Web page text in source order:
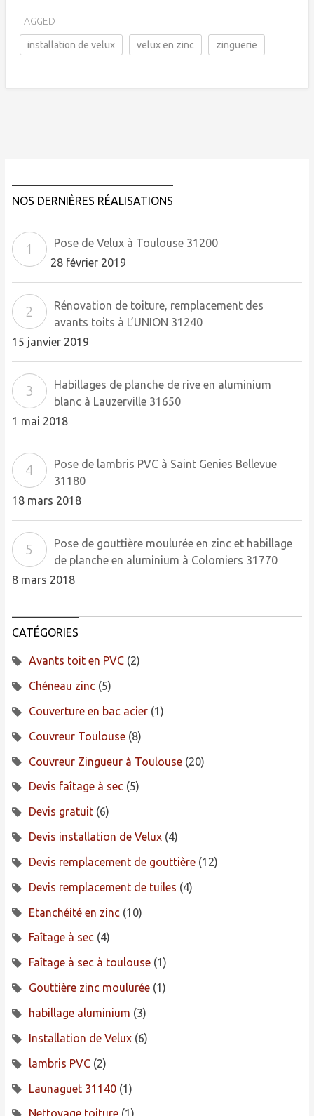
TAGGED
installation de velux velux en zinc zinguerie
NOS DERNIÈRES RÉALISATIONS
Pose de Velux à Toulouse 31200
28 février 2019
Rénovation de toiture, remplacement des
avants toits à L’UNION 31240
15 janvier 2019
Habillages de planche de rive en aluminium
blanc à Lauzerville 31650
1 mai 2018
Pose de lambris PVC à Saint Genies Bellevue
31180
18 mars 2018
Pose de gouttière moulurée en zinc et habillage
de planche en aluminium à Colomiers 31770
8 mars 2018
CATÉGORIES
Avants toit en PVC(2)
Chéneau zinc(5)
Couverture en bac acier(1)
Couvreur Toulouse(8)
Couvreur Zingueur à Toulouse(20)
Devis faîtage à sec(5)
Devis gratuit(6)
Devis installation de Velux(4)
Devis remplacement de gouttière(12)
Devis remplacement de tuiles (4)
Etanchéité en zinc(10)
Faîtage à sec(4)
Faîtage à sec à toulouse(1)
Gouttière zinc moulurée(1)
habillage aluminium (3)
Installation de Velux(6)
lambris PVC(2)
Launaguet 31140(1)
Nettoyage toiture(1)